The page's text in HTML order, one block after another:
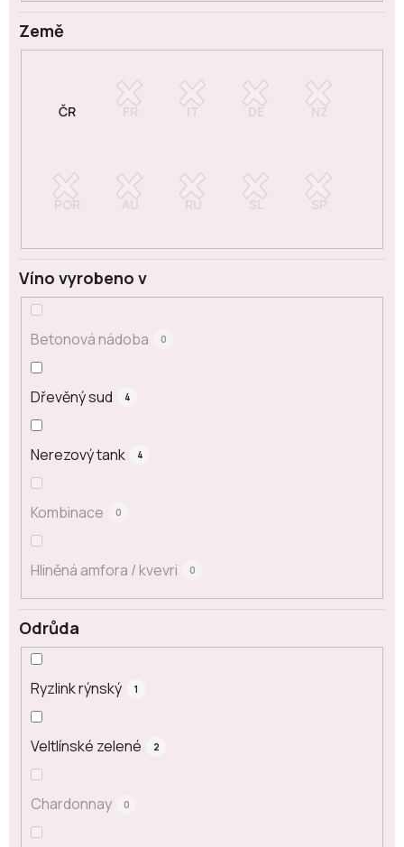
Odrůda
Ryzlink rýnský 1
Veltlínské zelené 2
Chardonnay 0
Země
Víno vyrobeno v
Betonová nádoba 0
Dřevěný sud 4
Nerezový tank 4
Kombinace 0
Hliněná amfora / kvevri 0